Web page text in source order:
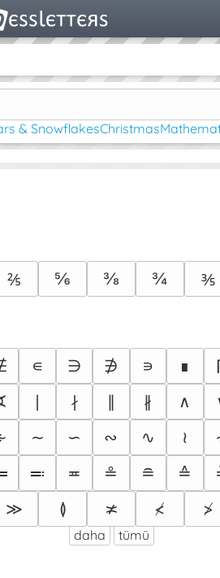
& SnowflakesChristmas
⅖ ⅚ ⅜ ¾ ⅗
∊ ∋ ∌ ∍ ∎
∣ ∤ ∥ ∦ ∧
∼ ∽ ∾ ∿ ≀
≕ ≖ ≗ ≘ ≙
≫ ≬ ≭ ≮ ≯
daha tümü